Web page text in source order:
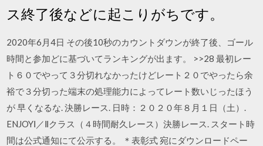
ス終了後などに起こりがちです。
2020年6月4日 その後10秒のカウントダウンが終了後、ゴール
時間と参加どに基づいてランキングが出ます。 >>28 最初レー
ト６０でやって３分切れなかったけどレート２０でやったら余
裕で３分切った端末の処理能力によってレート数いじったほう
が 早くなるな. 決勝レース. 日時：２０２０年８月１日（土）.
ENJOYⅠ／Ⅱクラス（４時間耐久レース）決勝レース. スタート時
間は公式通知にて公示する。 ＊表彰式 宛にダウンロードペー